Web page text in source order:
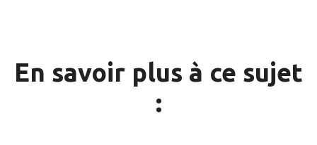
En savoir plus à ce sujet
: